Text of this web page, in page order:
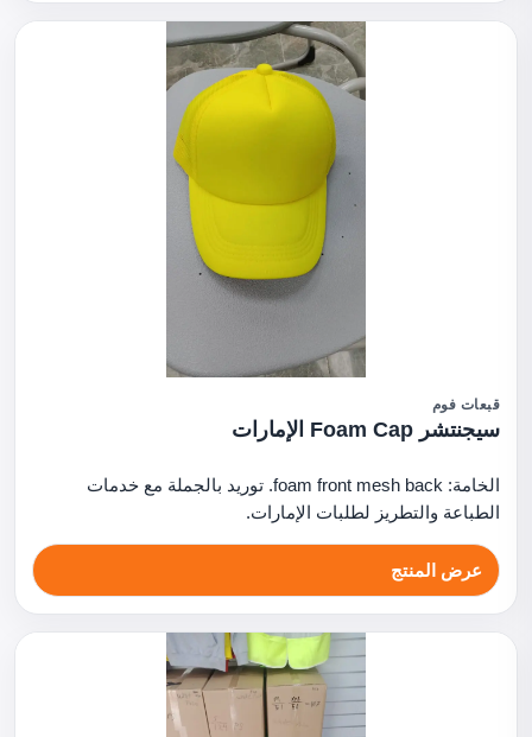
قبعات فوم
سيجنتشر Foam Cap الإمارات
الخامة: foam front mesh back. توريد بالجملة مع خدمات
الطباعة والتطريز لطلبات الإمارات.
عرض المنتج